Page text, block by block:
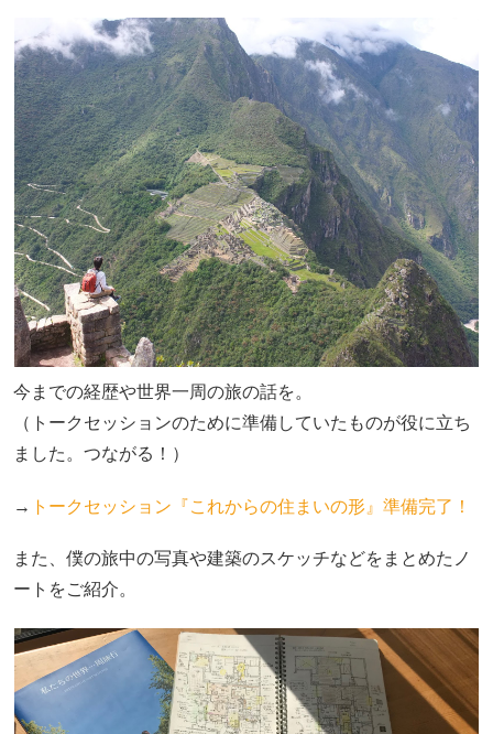
今までの経歴や世界一周の旅の話を。
（トークセッションのために準備していたものが役に立ち
ました。つながる！）
→ トークセッション『これからの住まいの形』準備完了！
また、僕の旅中の写真や建築のスケッチなどをまとめたノ
ートをご紹介。